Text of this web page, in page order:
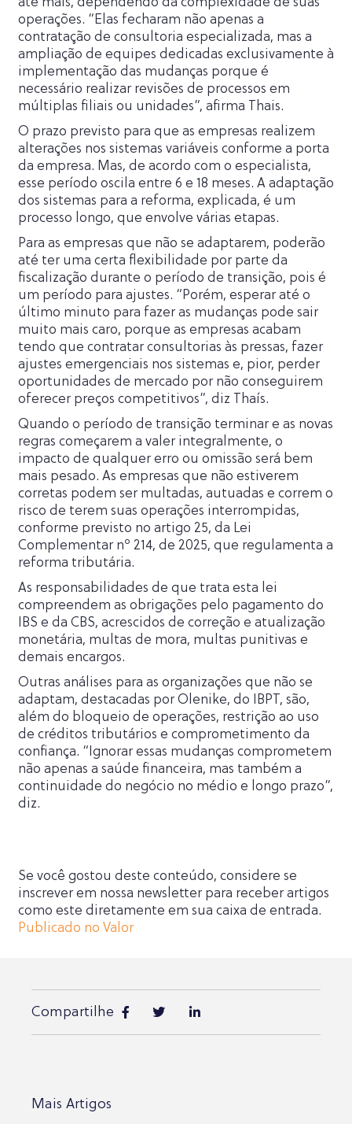
operações. “Elas fecharam não apenas a
contratação de consultoria especializada, mas a
ampliação de equipes dedicadas exclusivamente à
implementação das mudanças porque é
necessário realizar revisões de processos em
múltiplas filiais ou unidades”, afirma Thais.
O prazo previsto para que as empresas realizem
alterações nos sistemas variáveis ​​conforme a porta
da empresa. Mas, de acordo com o especialista,
esse período oscila entre 6 e 18 meses. A adaptação
dos sistemas para a reforma, explicada, é um
processo longo, que envolve várias etapas.
Para as empresas que não se adaptarem, poderão
até ter uma certa flexibilidade por parte da
fiscalização durante o período de transição, pois é
um período para ajustes. “Porém, esperar até o
último minuto para fazer as mudanças pode sair
muito mais caro, porque as empresas acabam
tendo que contratar consultorias às pressas, fazer
ajustes emergenciais nos sistemas e, pior, perder
oportunidades de mercado por não conseguirem
oferecer preços competitivos”, diz Thaís.
Quando o período de transição terminar e as novas
regras começarem a valer integralmente, o
impacto de qualquer erro ou omissão será bem
mais pesado. As empresas que não estiverem
corretas podem ser multadas, autuadas e correm o
risco de terem suas operações interrompidas,
conforme previsto no artigo 25, da Lei
Complementar nº 214, de 2025, que regulamenta a
reforma tributária.
As responsabilidades de que trata esta lei
compreendem as obrigações pelo pagamento do
IBS e da CBS, acrescidos de correção e atualização
monetária, multas de mora, multas punitivas e
demais encargos.
Outras análises para as organizações que não se
adaptam, destacadas por Olenike, do IBPT, são,
além do bloqueio de operações, restrição ao uso
de créditos tributários e comprometimento da
confiança. “Ignorar essas mudanças comprometem
não apenas a saúde financeira, mas também a
continuidade do negócio no médio e longo prazo”,
diz.
Se você gostou deste conteúdo, considere se
inscrever em nossa newsletter para receber artigos
como este diretamente em sua caixa de entrada.
Publicado no Valor
Compartilhe
Mais Artigos